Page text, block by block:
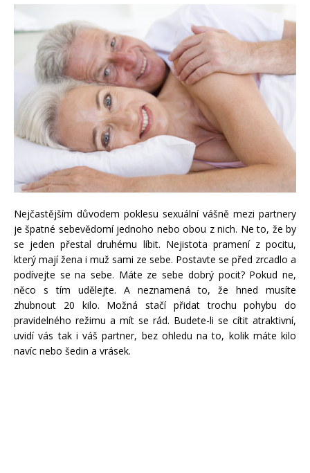
Nejčastějším důvodem poklesu sexuální vášně mezi partnery
je špatné sebevědomí jednoho nebo obou z nich. Ne to, že by
se jeden přestal druhému líbit. Nejistota pramení z pocitu,
který mají žena i muž sami ze sebe. Postavte se před zrcadlo a
podívejte se na sebe. Máte ze sebe dobrý pocit? Pokud ne,
něco s tím udělejte. A neznamená to, že hned musíte
zhubnout 20 kilo. Možná stačí přidat trochu pohybu do
pravidelného režimu a mít se rád. Budete-li se cítit atraktivní,
uvidí vás tak i váš partner, bez ohledu na to, kolik máte kilo
navíc nebo šedin a vrásek.